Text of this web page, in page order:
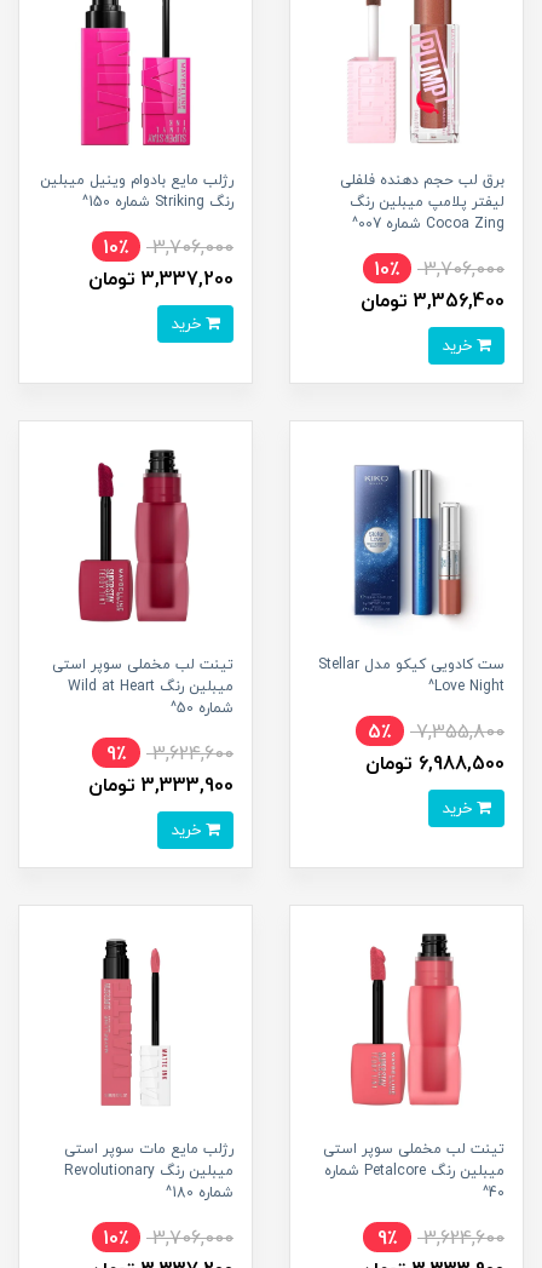
برق لب حجم دهنده فلفلی
لیفتر پلامپ میبلین رنگ
Cocoa Zing شماره 007^
3,706,000
10٪
3,356,400 تومان
رژلب مایع بادوام وینیل میبلین
رنگ Striking شماره 150^
3,706,000
10٪
3,337,200 تومان
ست کادویی کیکو مدل Stellar
Love Night^
7,355,800
5٪
6,988,500 تومان
تینت لب مخملی سوپر استی
میبلین رنگ Wild at Heart
شماره 50^
3,624,600
9٪
3,333,900 تومان
تینت لب مخملی سوپر استی
میبلین رنگ Petalcore شماره
40^
3,624,600
9٪
رژلب مایع مات سوپر استی
میبلین رنگ Revolutionary
شماره 180^
3,706,000
10٪